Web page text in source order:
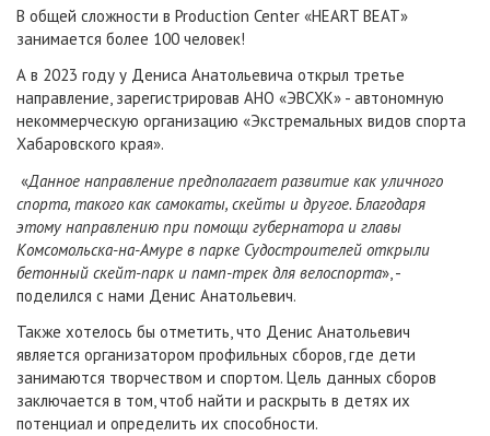
В общей сложности в Production Center «HEART BEAT»
занимается более 100 человек!
А в 2023 году у Дениса Анатольевича открыл третье
направление, зарегистрировав АНО «ЭВСХК» - автономную
некоммерческую организацию «Экстремальных видов спорта
Хабаровского края».
«Данное направление предполагает развитие как уличного
спорта, такого как самокаты, скейты и другое. Благодаря
этому направлению при помощи губернатора и главы
Комсомольска-на-Амуре в парке Судостроителей открыли
бетонный скейт-парк и памп-трек для велоспорта», -
поделился с нами Денис Анатольевич.
Также хотелось бы отметить, что Денис Анатольевич
является организатором профильных сборов, где дети
занимаются творчеством и спортом. Цель данных сборов
заключается в том, чтоб найти и раскрыть в детях их
потенциал и определить их способности.